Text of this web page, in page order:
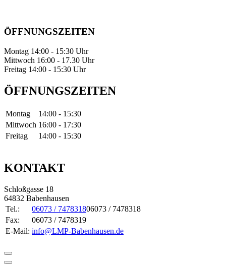
ÖFFNUNGSZEITEN
Montag 14:00 - 15:30 Uhr
Mittwoch 16:00 - 17.30 Uhr
Freitag 14:00 - 15:30 Uhr
ÖFFNUNGSZEITEN
Montag
14:00 - 15:30
Mittwoch 16:00 - 17:30
Freitag
14:00 - 15:30
KONTAKT
Schloßgasse 18
64832 Babenhausen
Tel.:
06073 / 747831806073 / 7478318
Fax:
06073 / 7478319
E-Mail: info@LMP-Babenhausen.de